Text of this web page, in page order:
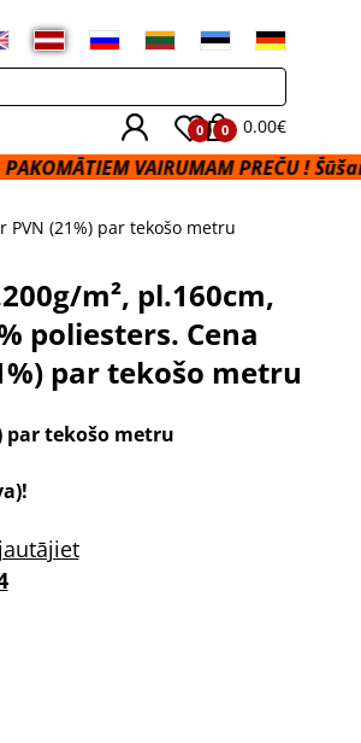
0 0 0.00€
VAIRUMAM PREČU ! Šūšanas
(21%) par tekošo metru
m², pl.160cm,
poliesters. Cena
par tekošo metru
par tekošo metru